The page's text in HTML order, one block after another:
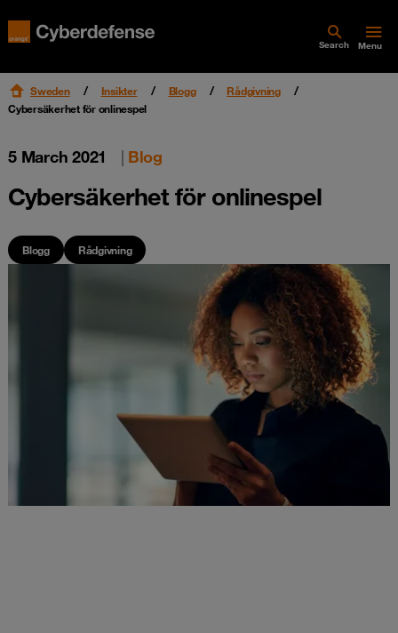
Search Menu
Sweden Insikter Blogg
Rådgivning
Cybersäkerhet för onlinespel
5 March 2021 | Blog
Cybersäkerhet för onlinespel
Blogg Rådgivning